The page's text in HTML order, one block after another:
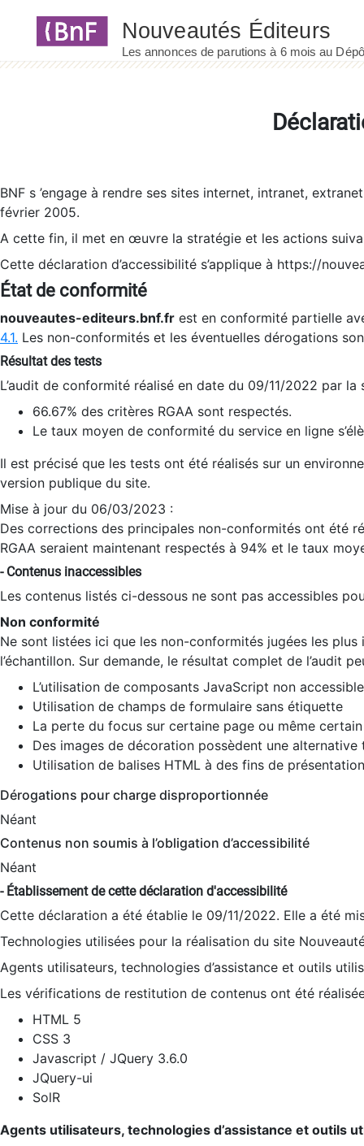
BNF s ’engage à rendre ses sites internet, intranet,
février 2005.
A cette fin, il met en œuvre la stratégie et les actions
Cette déclaration d’accessibilité s’applique à https://
État de conformité
nouveautes-editeurs.bnf.fr est en conformité partielle
4.1. Les non-conformités et les éventuelles dérogations
Résultat des tests
L’audit de conformité réalisé en date du 09/11/2022 par
66.67% des critères RGAA sont respectés.
Le taux moyen de conformité du service en ligne
Il est précisé que les tests ont été réalisés sur un
version publique du site.
Mise à jour du 06/03/2023 :
Des corrections des principales non-conformités ont été
RGAA seraient maintenant respectés à 94% et le taux
- Contenus inaccessibles
Les contenus listés ci-dessous ne sont pas accessibles
Non conformité
Ne sont listées ici que les non-conformités jugées les
l’échantillon. Sur demande, le résultat complet de l’audit
L’utilisation de composants JavaScript non
Utilisation de champs de formulaire sans étiquette
La perte du focus sur certaine page ou même
Des images de décoration possèdent une alternative
Utilisation de balises HTML à des fins de
Dérogations pour charge disproportionnée
Néant
Contenus non soumis à l’obligation d’accessibilité
Néant
- Établissement de cette déclaration d'accessibilité
Cette déclaration a été établie le 09/11/2022. Elle a été
Technologies utilisées pour la réalisation du site
Agents utilisateurs, technologies d’assistance et outils
Les vérifications de restitution de contenus ont été
HTML 5
CSS 3
Javascript / JQuery 3.6.0
JQuery-ui
SolR
Agents utilisateurs, technologies d’assistance et outils